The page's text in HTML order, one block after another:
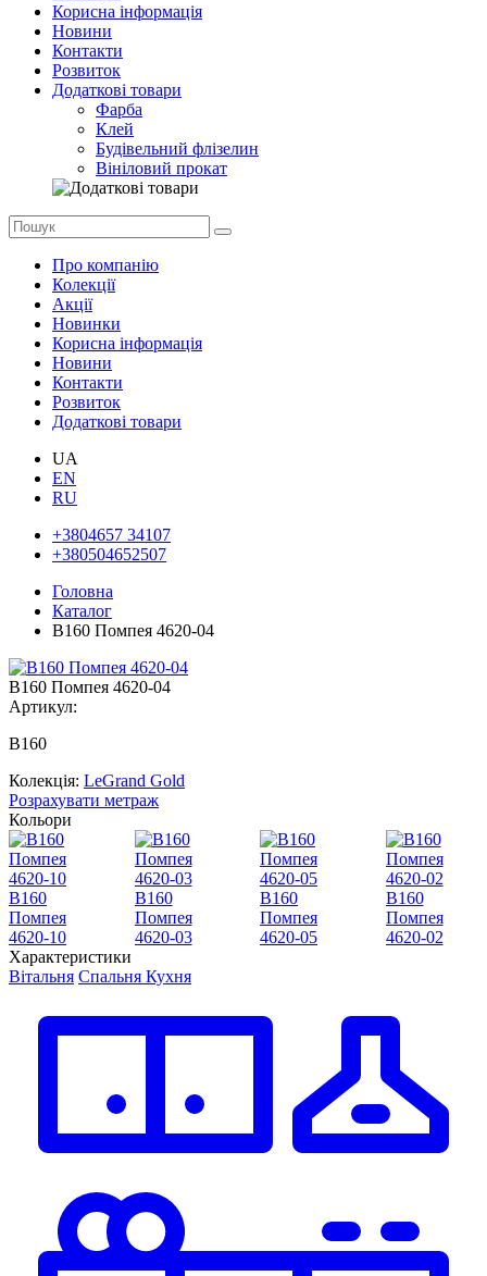
Корисна інформація
Новини
Контакти
Розвиток
Додаткові товари
Фарба
Клей
Будівельний флізелин
Вініловий прокат
Про компанію
Колекції
Акції
Новинки
Корисна інформація
Новини
Контакти
Розвиток
Додаткові товари
UA
EN
RU
+3804657 34107
+380504652507
Головна
Каталог
В160 Помпея 4620-04
В160 Помпея 4620-04
Артикул:
В160
Колекція: LeGrand Gold
Розрахувати метраж
Кольори
В160
Помпея
4620-10
В160
Помпея
4620-03
В160
Помпея
4620-05
В160
Помпея
4620-02
Характеристики
Вітальня Спальня Кухня